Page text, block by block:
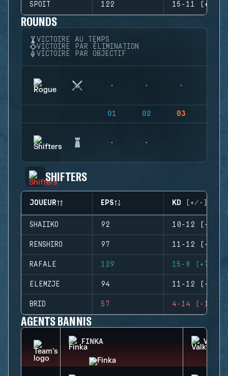
SPOIT 122 15-11 (+4)
ROUNDS
VICTOIRE AU TEMPS
VICTOIRE PAR ÉLIMINATION
VICTOIRE PAR OBJECTIF
01 02 03
SHIFTERS
JOUEUR EPS KD (+/-)
SHAIIKO 92 10-12 (-2)
RENSHIRO 97 11-12 (-1)
RAFALE 129 15-8 (+7)
ELEMZJE 94 11-12 (-1)
BRID 57 4-14 (-10)
AGENTS BANNIS
FINKA